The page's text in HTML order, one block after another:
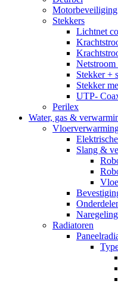
Motorbeveiliging
Stekkers
Lichtnet
Stekker +
Stekker
UTP-
Perilex
Water, gas &
Slang &
Naregeling
Radiatoren